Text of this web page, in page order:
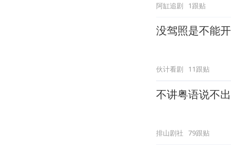
阿缸追剧 1跟贴
没驾照是不能
伙计看剧 11跟贴
不讲粤语说不
排山剧社 79跟贴